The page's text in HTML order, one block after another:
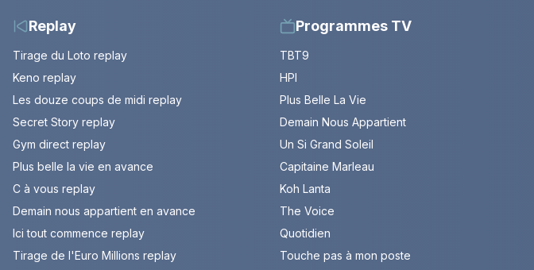
Replay
Tirage du Loto replay
Keno replay
Les douze coups de midi replay
Secret Story replay
Gym direct replay
Plus belle la vie en avance
C à vous replay
Demain nous appartient en avance
Ici tout commence replay
Tirage de l'Euro Millions replay
Programmes TV
TBT9
HPI
Plus Belle La Vie
Demain Nous Appartient
Un Si Grand Soleil
Capitaine Marleau
Koh Lanta
The Voice
Quotidien
Touche pas à mon poste